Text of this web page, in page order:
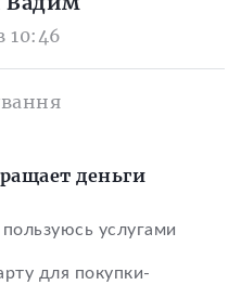
10:46
деньги
услугами
для покупки-